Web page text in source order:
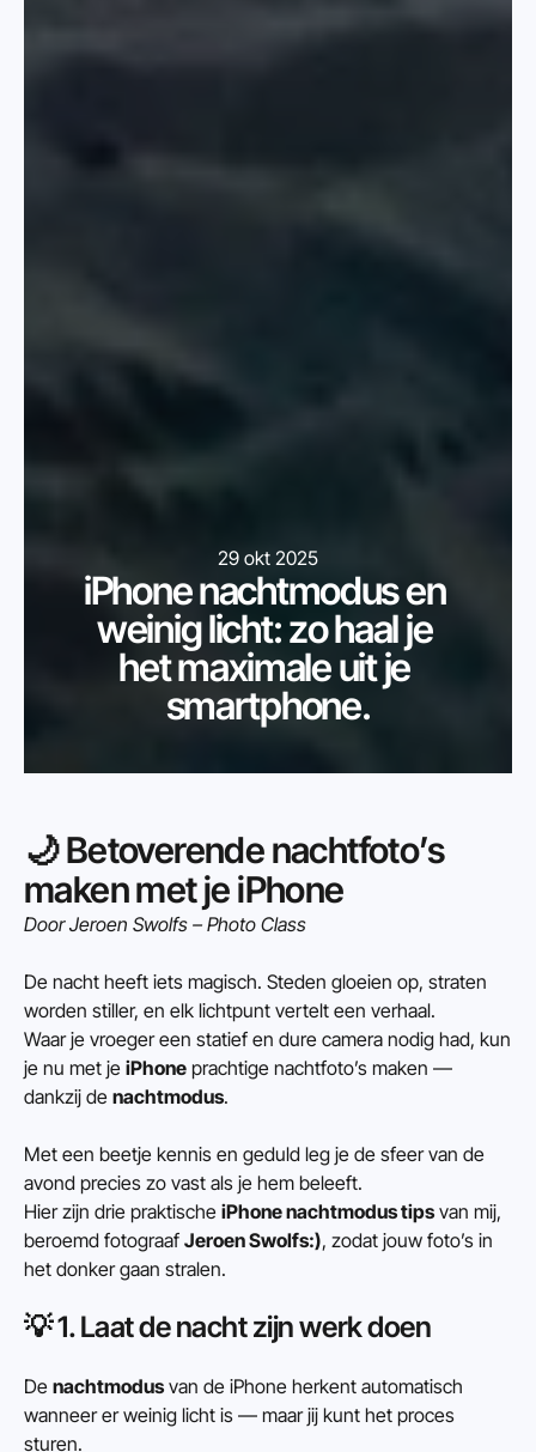
29 okt 2025
iPhone nachtmodus en
weinig licht: zo haal je
het maximale uit je
smartphone.
🌙 Betoverende nachtfoto’s
maken met je iPhone
Door Jeroen Swolfs – Photo Class
De nacht heeft iets magisch. Steden gloeien op, straten
worden stiller, en elk lichtpunt vertelt een verhaal.
Waar je vroeger een statief en dure camera nodig had, kun
je nu met je iPhone prachtige nachtfoto’s maken —
dankzij de nachtmodus.
Met een beetje kennis en geduld leg je de sfeer van de
avond precies zo vast als je hem beleeft.
Hier zijn drie praktische iPhone nachtmodus tips van mij,
beroemd fotograaf Jeroen Swolfs:), zodat jouw foto’s in
het donker gaan stralen.
💡 1. Laat de nacht zijn werk doen
De nachtmodus van de iPhone herkent automatisch
wanneer er weinig licht is — maar jij kunt het proces
sturen.